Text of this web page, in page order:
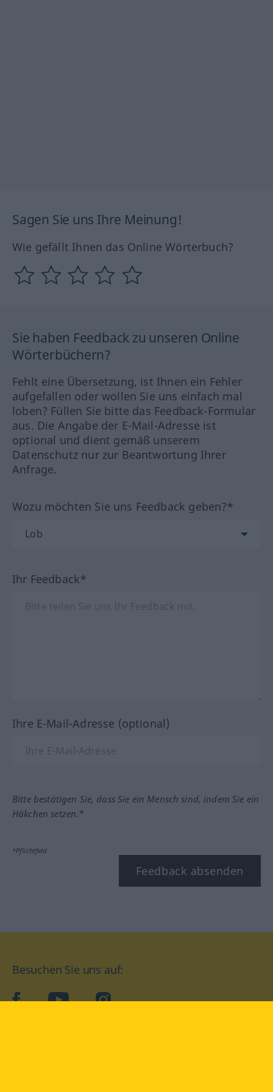
Sagen Sie uns Ihre Meinung!
Wie gefällt Ihnen das Online Wörterbuch?
Sie haben Feedback zu unseren Online
Wörterbüchern?
Fehlt eine Übersetzung, ist Ihnen ein Fehler
aufgefallen oder wollen Sie uns einfach mal
loben? Füllen Sie bitte das Feedback-Formular
aus. Die Angabe der E-Mail-Adresse ist
optional und dient gemäß unserem
Datenschutz nur zur Beantwortung Ihrer
Anfrage.
Wozu möchten Sie uns Feedback geben?*
Ihr Feedback*
Ihre E-Mail-Adresse (optional)
Bitte bestätigen Sie, dass Sie ein Mensch sind, indem Sie ein
Häkchen setzen.*
*Pflichtfeld
Feedback absenden
Besuchen Sie uns auf:
facebookYouTube Instagram